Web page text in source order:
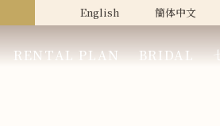
RENTAL PLAN BRIDAL
English 簡体中文